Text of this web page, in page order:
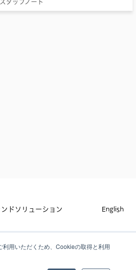
用いただくため、Cookieの取得と利用
スタッフノート
ンドソリューション English